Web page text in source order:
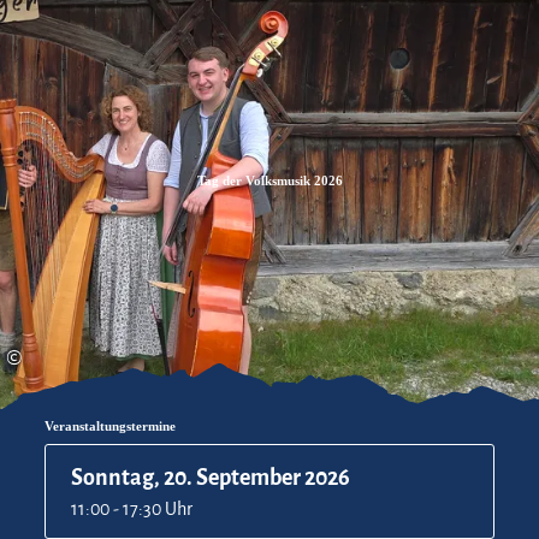
Zum
Inhalt
Zur
Suche
Zum
Footer
©
Tag der Volksmusik 2026
Veranstaltungstermine
Sonntag, 20. September 2026
11:00 - 17:30 Uhr